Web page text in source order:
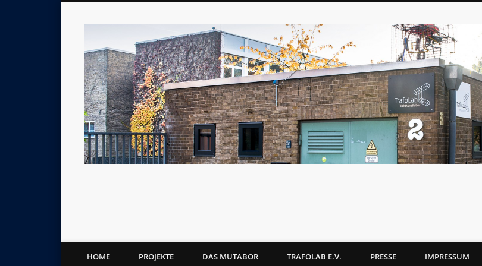
LichtKunstLabor
HOME PROJEKTE DAS MUTABOR TRAFOLAB E.V. PRESSE IMPRESSUM